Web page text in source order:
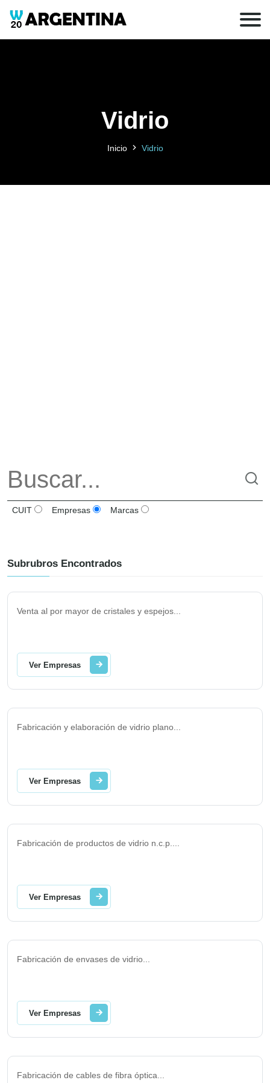
Vidrio
Inicio Vidrio
CUIT Empresas Marcas
Subrubros Encontrados
Venta al por mayor de cristales y espejos
Ver Empresas
Fabricación y elaboración de vidrio plano
Ver Empresas
Fabricación de productos de vidrio n.c.p.
Ver Empresas
Fabricación de envases de vidrio
Ver Empresas
Fabricación de cables de fibra óptica